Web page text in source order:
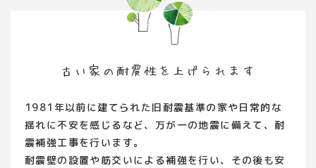
古い家の耐震性を上げられます
1981年以前に建てられた旧耐震基準の家や日常的な
揺れに不安を感じるなど、万が一の地震に備えて、耐
震補強工事を行います。
耐震壁の設置や筋交いによる補強を行い、その後も安